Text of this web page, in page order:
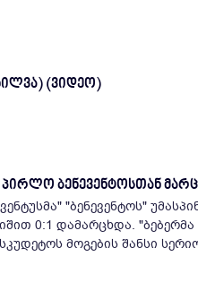
(ვიდეო)
ბენევენტოსთან
"ბენევენტოს"
0:1 დამარცხდა.
მოგების შანსი